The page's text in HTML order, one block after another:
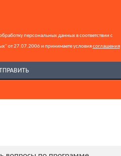
персональных данных в соответствии с
от 27.07.2006 и принимаете условиясоглашения